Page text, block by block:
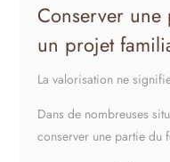
Conserver
un projet
La valorisation ne
Dans de nombreuses
conserver une partie du